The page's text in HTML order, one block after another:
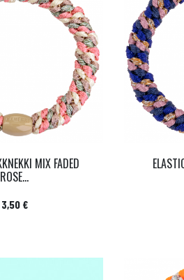
MIX FADED
ROSE...
Prix
3,50 €